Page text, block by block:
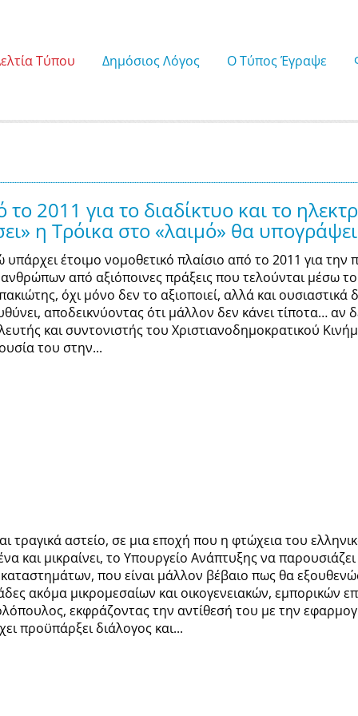
Τύπου Δημόσιος Λόγος Ο Τύπος Έγραψε
2011 για το διαδίκτυο και το
η Τρόικα στο «λαιμό» θα
υπάρχει έτοιμο νομοθετικό πλαίσιο από το 2011 για
από αξιόποινες πράξεις που τελούνται μέσω
όχι μόνο δεν το αξιοποιεί, αλλά και
αποδεικνύοντας ότι μάλλον δεν κάνει τίποτα… αν
και συντονιστής του Χριστιανοδημοκρατικού
του στην...
τραγικά αστείο, σε μια εποχή που η φτώχεια του
και μικραίνει, το Υπουργείο Ανάπτυξης να
που είναι μάλλον βέβαιο πως θα
ακόμα μικρομεσαίων και οικογενειακών, εμπορικών
εκφράζοντας την αντίθεσή του με την
προϋπάρξει διάλογος και...